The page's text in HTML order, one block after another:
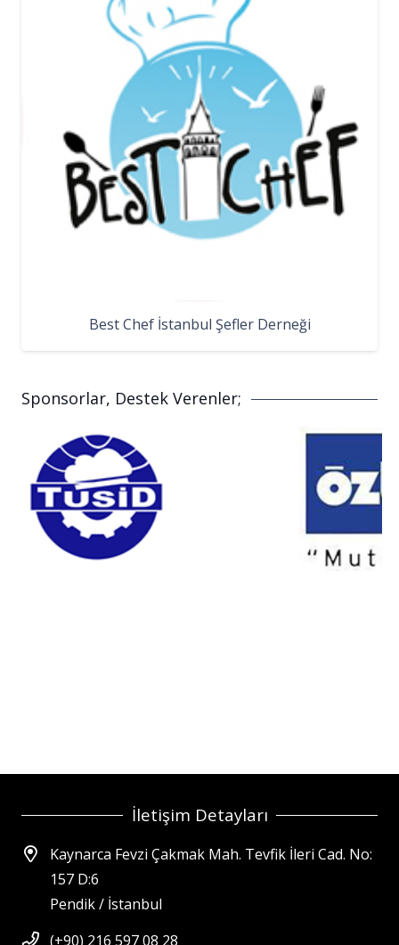
Best Chef İstanbul Şefler Derneği
Sponsorlar, Destek Verenler;
İletişim Detayları
Kaynarca Fevzi Çakmak Mah. Tevfik İleri Cad. No:
157 D:6
Pendik / İstanbul
(+90) 216 597 08 28